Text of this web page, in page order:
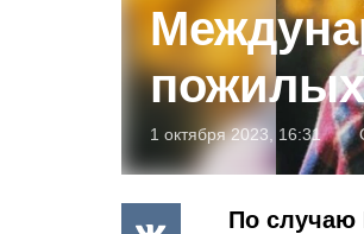
1 октября 2023, 16:31
По случаю